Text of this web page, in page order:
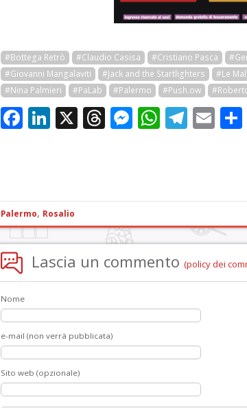
#Bottega Retrò #Claudio Casisa #Cristiano Pasca
#Giovanni Mangalaviti
#Jack and the Startlighters #Le
#Nina Palmieri
#PaLab #Palermo #Push.ow
Facebook
LinkedIn
X Threads
Messenger
Palermo, Rosalio
Lascia un commento (policy dei
Nome
e-mail (non verrà pubblicata)
Sito web (opzionale)